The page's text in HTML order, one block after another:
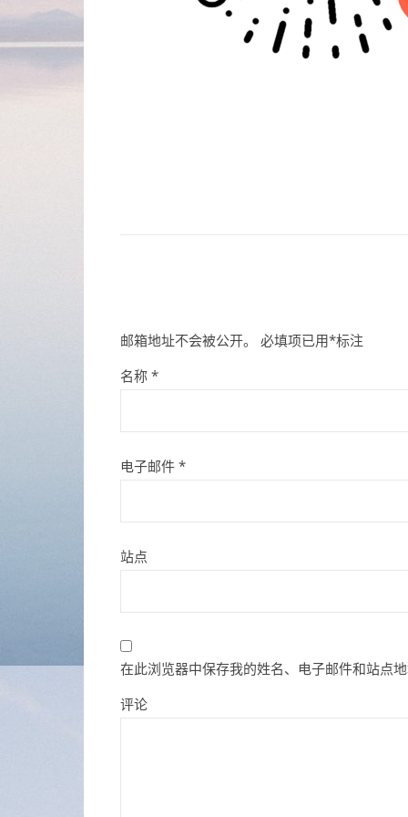
邮箱地址不会被公开。 必填项已用*标注
名称 *
电子邮件 *
站点
在此浏览器中保存我的姓名、电子邮件和站点
评论